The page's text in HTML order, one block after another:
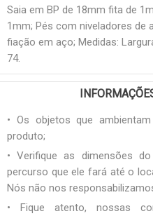
Saia em BP de 18mm fita de
1mm; Pés com niveladores de
fiação em aço; Medidas:
74.
• Os objetos que
produto;
• Verifique as dimensões
percurso que ele fará até o
Nós não nos
• Fique atento, nossas